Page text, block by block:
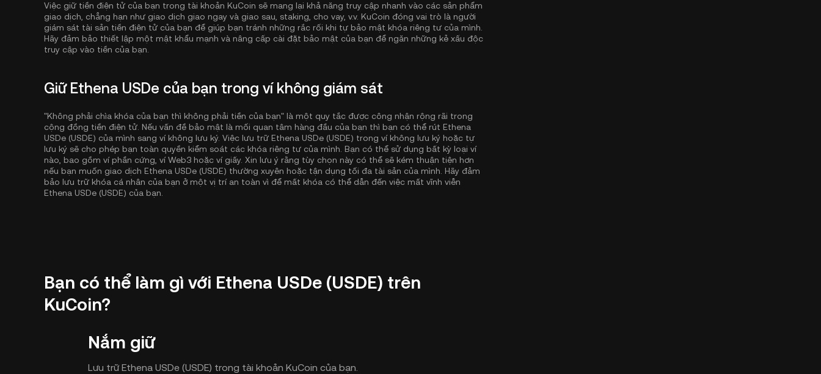
Việc giữ tiền điện tử của bạn trong tài khoản KuCoin sẽ mang lại khả năng truy cập nhanh vào các sản phẩm
giao dịch, chẳng hạn như giao dịch giao ngay và giao sau, staking, cho vay, v.v. KuCoin đóng vai trò là người
giám sát tài sản tiền điện tử của bạn để giúp bạn tránh những rắc rối khi tự bảo mật khóa riêng tư của mình.
Hãy đảm bảo thiết lập một mật khẩu mạnh và nâng cấp cài đặt bảo mật của bạn để ngăn những kẻ xấu độc
truy cập vào tiền của bạn.
Giữ Ethena USDe của bạn trong ví không giám sát
"Không phải chìa khóa của bạn thì không phải tiền của bạn" là một quy tắc được công nhận rộng rãi trong
cộng đồng tiền điện tử. Nếu vấn đề bảo mật là mối quan tâm hàng đầu của bạn thì bạn có thể rút Ethena
USDe (USDE) của mình sang ví không lưu ký. Việc lưu trữ Ethena USDe (USDE) trong ví không lưu ký hoặc tự
lưu ký sẽ cho phép bạn toàn quyền kiểm soát các khóa riêng tư của mình. Bạn có thể sử dụng bất kỳ loại ví
nào, bao gồm ví phần cứng, ví Web3 hoặc ví giấy. Xin lưu ý rằng tùy chọn này có thể sẽ kém thuận tiện hơn
nếu bạn muốn giao dịch Ethena USDe (USDE) thường xuyên hoặc tận dụng tối đa tài sản của mình. Hãy đảm
bảo lưu trữ khóa cá nhân của bạn ở một vị trí an toàn vì để mất khóa có thể dẫn đến việc mất vĩnh viễn
Ethena USDe (USDE) của bạn.
Bạn có thể làm gì với Ethena USDe (USDE) trên
KuCoin?
Nắm giữ
Lưu trữ Ethena USDe (USDE) trong tài khoản KuCoin của bạn.